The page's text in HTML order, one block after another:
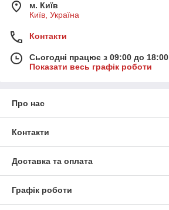
м. Київ
Київ, Україна
Контакти
Сьогодні працює з 09:00 до 18:00
Показати весь графік роботи
Про нас
Контакти
Доставка та оплата
Графік роботи